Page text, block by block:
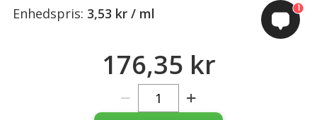
Enhedspris: 3,53 kr / ml
176,35 kr
1